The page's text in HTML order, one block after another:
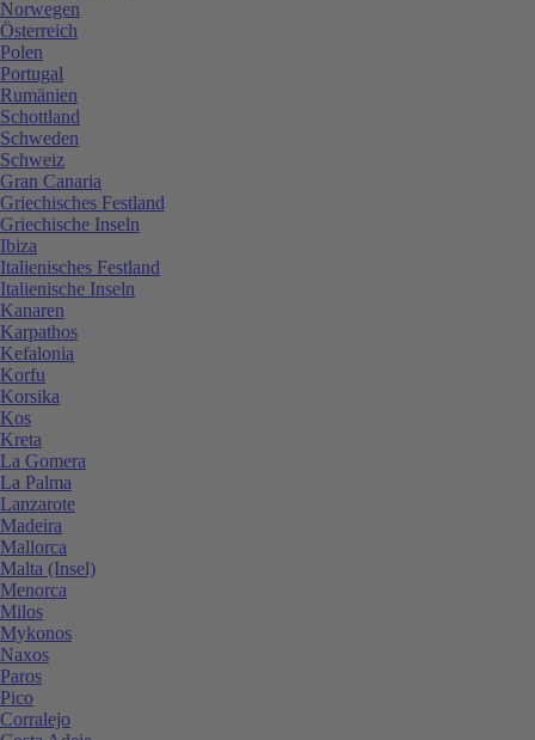
Norwegen
Österreich
Polen
Portugal
Rumänien
Schottland
Schweden
Schweiz
Gran Canaria
Griechisches Festland
Griechische Inseln
Ibiza
Italienisches Festland
Italienische Inseln
Kanaren
Karpathos
Kefalonia
Korfu
Korsika
Kos
Kreta
La Gomera
La Palma
Lanzarote
Madeira
Mallorca
Malta (Insel)
Menorca
Milos
Mykonos
Naxos
Paros
Pico
Corralejo